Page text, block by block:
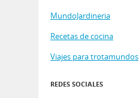
MundoJardineria
Recetas de cocina
Viajes para trotamundos
REDES SOCIALES